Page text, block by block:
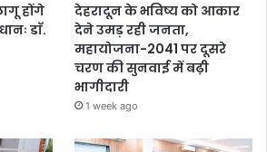
होंगे
डाॅ.
देहरादून के भविष्य को आकार
देने उमड़ रही जनता,
महायोजना-2041 पर दूसरे
चरण की सुनवाई में बढ़ी
भागीदारी
1 week ago